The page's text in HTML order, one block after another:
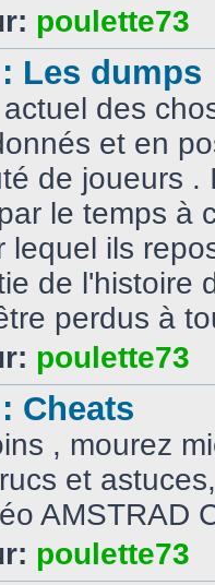
poulette73
Les dumps
des
et en
de joueurs .
le temps à
lequel ils
de l'histoire
perdus à
poulette73
Cheats
, mourez
et
AMSTRAD
poulette73